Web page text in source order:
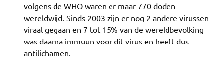
volgens de WHO waren er maar 770 doden
wereldwijd. Sinds 2003 zijn er nog 2 andere virussen
viraal gegaan en 7 tot 15% van de wereldbevolking
was daarna immuun voor dit virus en heeft dus
antilichamen.